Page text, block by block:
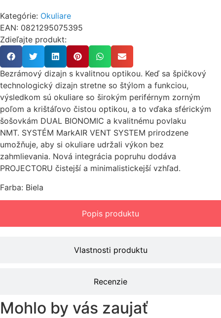
Kategórie: Okuliare
EAN: 0821295075395
Zdieľajte produkt:
Popis produktu
Vlastnosti produktu
Recenzie
Bezrámový dizajn s kvalitnou optikou. Keď sa špičkový
technologický dizajn stretne so štýlom a funkciou,
výsledkom sú okuliare so širokým periférnym zorným
poľom a krištáľovo čistou optikou, a to vďaka sférickým
šošovkám DUAL BIONOMIC a kvalitnému povlaku
NMT. SYSTÉM MarkAIR VENT SYSTEM prirodzene
umožňuje, aby si okuliare udržali výkon bez
zahmlievania. Nová integrácia popruhu dodáva
PROJECTORU čistejší a minimalistickejší vzhľad.
Farba: Biela
Mohlo by vás zaujať